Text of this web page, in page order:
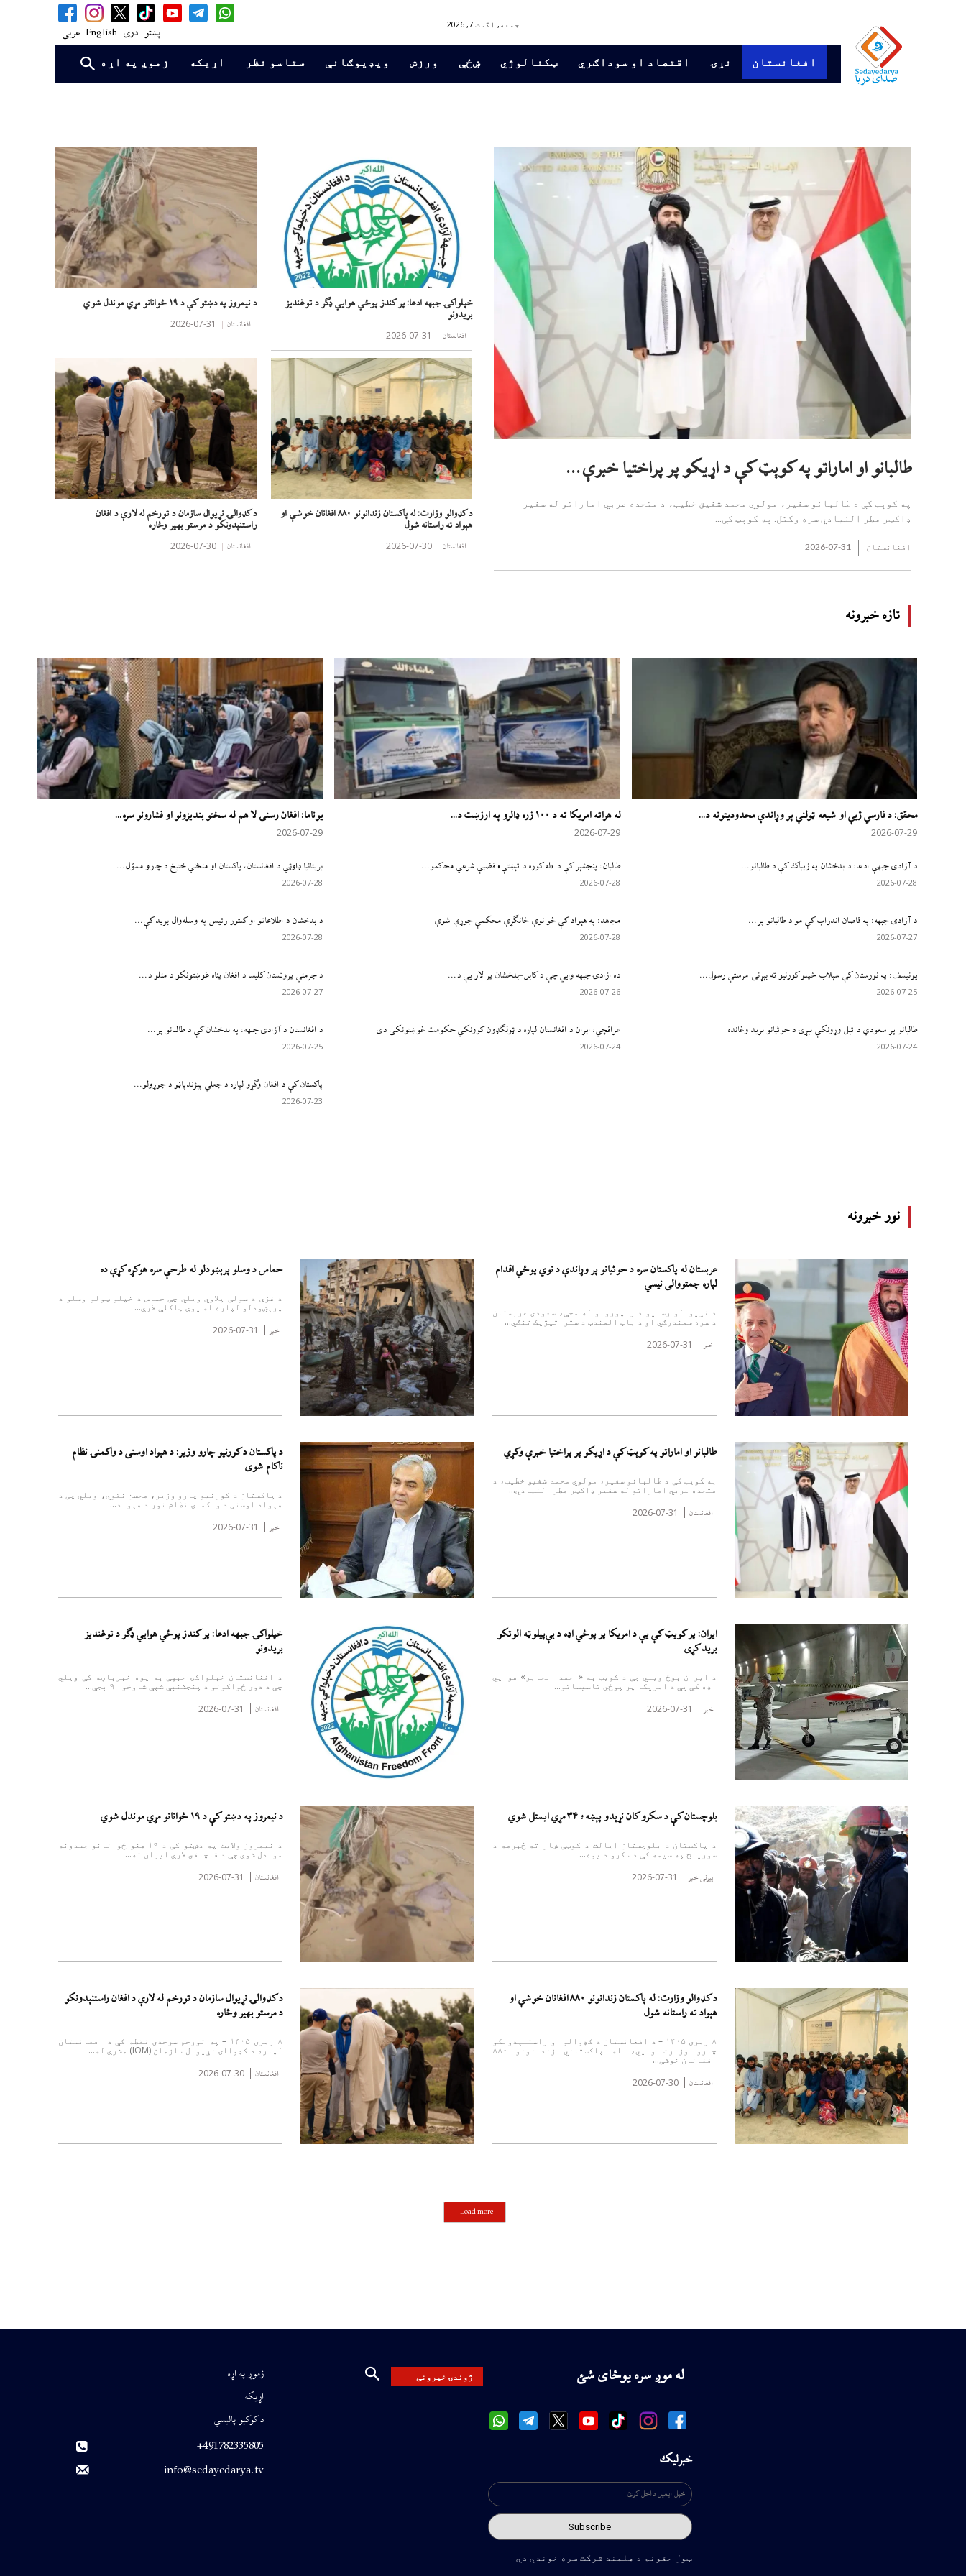
پښتو دری English عربی
جمعه, اگست 7, 2026
افغانستان نړۍ اقتصاد او سوداګري ټکنالوژي ښځې ورزش ویډیوګانې ستاسو نظر اړیکه زموږ په اړه
خپلواکۍ جبهه ادعا: پر کندز پوځي هوايي ډګر د توغندیز
بریدونو
افغانستان 2026-07-31
د نیمروز په دښتو کې د ۱۹ ځوانانو مړي موندل شوي
افغانستان 2026-07-31
د کډوالو وزارت: له پاکستان زندانونو ۸۸۰ افغانان خوشې او
هېواد ته راستانه شول
افغانستان 2026-07-30
د کډوالۍ نړیوال سازمان د تورخم له لارې د افغان
راستنېدونکو د مرستو بهیر وڅاره
افغانستان 2026-07-30
طالبانو او اماراتو په کوېټ کې د اړیکو پر پراختیا خبرې...
په کوېټ کې د طالبانو سفیر، مولوي محمد شفیق خطیب، د متحده عربي اماراتو له سفیر
ډاکټر مطر النیادي سره وکتل. په کوېټ کې...
افغانستان 2026-07-31
تازه خبرونه
یوناما: افغان رسنۍ لا هم له سختو بندیزونو او فشارونو سره...
2026-07-29
له هراته امریکا ته د ۱۰۰ زره ډالرو په ارزښت د...
2026-07-29
محقق: د فارسي ژبې او شيعه ټولنې پر وړاندې محدودیتونه د...
2026-07-29
بریتانیا ډاوټي د افغانستان، پاکستان او منځني ختیځ د چارو مسؤل...
2026-07-28
طالبان: پنجشېر کې د «له کوره د تېښتې» قضیې شرعي محاکمو...
2026-07-28
د آزادۍ جبهې ادعا: د بدخشان په زیباک کې د طالبانو...
2026-07-28
د بدخشان د اطلاعاتو او کلتور رئیس په وسله‌وال برید کې...
2026-07-28
مجاهد: په هېواد کې څو نوې ځانګړې محکمې جوړې شوې
2026-07-28
د آزادۍ جبهه: په قاصان اندراب کې مو د طالبانو پر...
2026-07-27
د جرمني پروتستان کلیسا د افغان پناه غوښتونکو د منلو د...
2026-07-27
ده ازادۍ جبهه وایي چې د کابل–بدخشان پر لار یې د...
2026-07-26
یونیسف: په نورستان کې سېلاب ځپلو کورنیو ته بېړنۍ مرستې رسول...
2026-07-25
د افغانستان د آزادۍ جبهه: په بدخشان کې د طالبانو پر...
2026-07-25
عراقچي: ایران د افغانستان لپاره د ټولګډون کوونکي حکومت غوښتونکی دی
2026-07-24
طالبانو پر سعودي د تېل وړونکې بېړۍ د حوثیانو برید وغانده
2026-07-24
پاکستان کې د افغان وګړو لپاره د جعلي پېژندپاڼو د جوړولو...
2026-07-23
نور خبرونه
عربستان له پاکستان سره د حوثیانو پر وړاندې د نوي پوځي اقدام
لپاره چمتووالی نیسي
خبر 2026-07-31
د نړیوالو رسنیو د راپورونو له مخې، سعودي عربستان
د سره سمندرګي او د باب المندب د ستراتیژیک تنګي...
حماس د وسلو پرېښودلو له طرحې سره هوکړه کړې ده
خبر 2026-07-31
د غزې د سولې پلاوي ویلي چې حماس د خپلو ټولو وسلو د
پرېښودلو لپاره له یوې ټاکلې لارې...
طالبانو او اماراتو په کوېټ کې د اړیکو پر پراختیا خبرې وکړي
افغانستان 2026-07-31
په کوېټ کې د طالبانو سفیر، مولوي محمد شفیق خطیب، د
متحده عربي اماراتو له سفیر ډاکټر مطر النیادي...
د پاکستان د کورنیو چارو وزیر: د هېواد اوسنی د واکمنۍ نظام
ناکام شوی
خبر 2026-07-31
د پاکستان د کورنیو چارو وزیر، محسن نقوي، ویلي چې د
هېواد اوسنی د واکمنۍ نظام نور د هېواد...
ایران: پر کویټ کې یې د امریکا پر پوځي اډه د بې‌پیلوټه الوتکو
برید کړی
خبر 2026-07-31
د ایران پوځ ویلي چې د کویټ په «احمد الجابر» هوايي
اډه کې یې د امریکا پر پوځي تاسیساتو...
خپلواکۍ جبهه ادعا: پر کندز پوځي هوايي ډګر د توغندیز
بریدونو
افغانستان 2026-07-31
د افغانستان خپلواکۍ جبهې په یوه خبرپاڼه کې ویلي
چې د دوی ځواکونو د پنجشنبې شپې شاوخوا ۹ بجې...
بلوچستان کې د سکرو کان نړېدو پېښه؛ ۳۴ مړي ایستل شوي
بیړنی خبر 2026-07-31
د پاکستان د بلوچستان ایالت د کوټې ښار ته څېرمه د
سورینج په سیمه کې د سکرو د یوه...
د نیمروز په دښتو کې د ۱۹ ځوانانو مړي موندل شوي
افغانستان 2026-07-31
د نیمروز ولایت په دښتو کې د ۱۹ هغو ځوانانو جسدونه
موندل شوي چې د قاچاقي لارې ایران ته...
د کډوالو وزارت: له پاکستان زندانونو ۸۸۰ افغانان خوشې او
هېواد ته راستانه شول
افغانستان 2026-07-30
۸ زمری ۱۴۰۵ – د افغانستان د کډوالو او راستنېدونکو
چارو وزارت وايي، له پاکستاني زندانونو ۸۸۰
افغانان خوشې...
د کډوالۍ نړیوال سازمان د تورخم له لارې د افغان راستنېدونکو
د مرستو بهیر وڅاره
افغانستان 2026-07-30
۸ زمری ۱۴۰۵ – په تورخم سرحدي نقطه کې د افغانستان
لپاره د کډوالۍ نړیوال سازمان (IOM) مشرې له...
Load more
زموږ په اړه
اړیکه
د کوکیو پالیسي
491782335805+
info@sedayedarya.tv
ژوندۍ خپرونې له موږ سره یوځای شئ
خبرلیک
ټول حقونه د هلمند شرکت سره خوندي دي